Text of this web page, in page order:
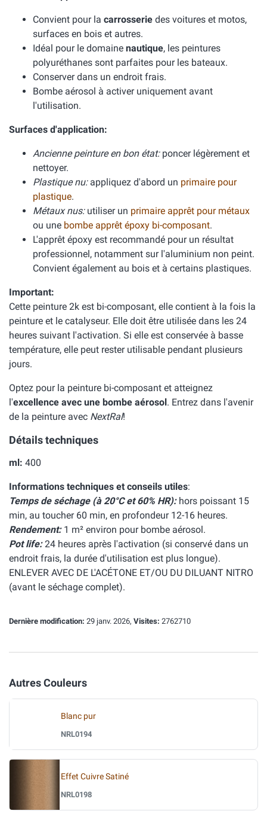
Convient pour la carrosserie des voitures et motos,
surfaces en bois et autres.
Idéal pour le domaine nautique, les peintures
polyuréthanes sont parfaites pour les bateaux.
Conserver dans un endroit frais.
Bombe aérosol à activer uniquement avant
l'utilisation.
Surfaces d'application:
Ancienne peinture en bon état:poncer légèrement et
nettoyer.
Plastique nu:appliquez d'abord un primaire pour
plastique.
Métaux nus:utiliser un primaire apprêt pour métaux
ou une bombe apprêt époxy bi-composant.
L'apprêt époxy est recommandé pour un résultat
professionnel, notamment sur l'aluminium non peint.
Convient également au bois et à certains plastiques.
Important:
Cette peinture 2k est bi-composant, elle contient à la fois la
peinture et le catalyseur. Elle doit être utilisée dans les 24
heures suivant l'activation. Si elle est conservée à basse
température, elle peut rester utilisable pendant plusieurs
jours.
Optez pour la peinture bi-composant et atteignez
l'excellence avec une bombe aérosol. Entrez dans l'avenir
de la peinture avec NextRal!
Détails techniques
ml: 400
Informations techniques et conseils utiles:
Temps de séchage (à 20°C et 60% HR):hors poissant 15
min, au toucher 60 min, en profondeur 12-16 heures.
Rendement:1 m² environ pour bombe aérosol.
Pot life:24 heures après l'activation (si conservé dans un
endroit frais, la durée d'utilisation est plus longue).
ENLEVER AVEC DE L'ACÉTONE ET/OU DU DILUANT NITRO
(avant le séchage complet).
Dernière modification: 29 janv. 2026, Visites: 2762710
Autres Couleurs
Blanc pur
NRL0194
Effet Cuivre Satiné
NRL0198